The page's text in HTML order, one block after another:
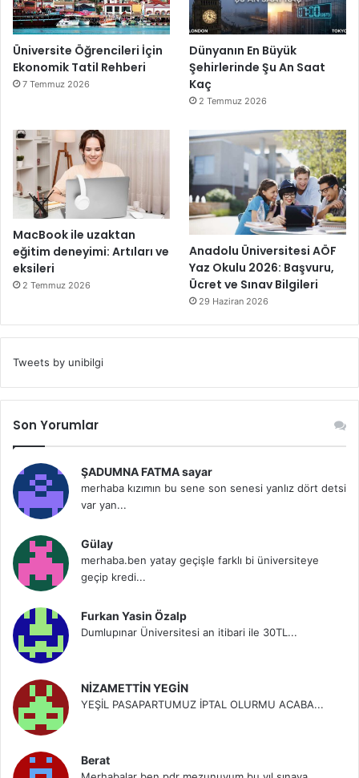
Üniversite Öğrencileri İçin
Ekonomik Tatil Rehberi
7 Temmuz 2026
Dünyanın En Büyük
Şehirlerinde Şu An Saat
Kaç
2 Temmuz 2026
MacBook ile uzaktan
eğitim deneyimi: Artıları ve
eksileri
2 Temmuz 2026
Anadolu Üniversitesi AÖF
Yaz Okulu 2026: Başvuru,
Ücret ve Sınav Bilgileri
29 Haziran 2026
Tweets by unibilgi
Son Yorumlar
ŞADUMNA FATMA sayar
merhaba kızımın bu sene son senesi yanlız dört detsi
var yan...
Gülay
merhaba.ben yatay geçişle farklı bi üniversiteye
geçip kredi...
Furkan Yasin Özalp
Dumlupınar Üniversitesi an itibari ile 30TL...
NİZAMETTİN YEGİN
YEŞİL PASAPARTUMUZ İPTAL OLURMU ACABA...
Berat